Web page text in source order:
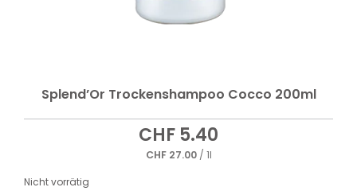
Splend’Or Trockenshampoo Cocco 200ml
CHF5.40
CHF27.00/ 1l
Nicht vorrätig